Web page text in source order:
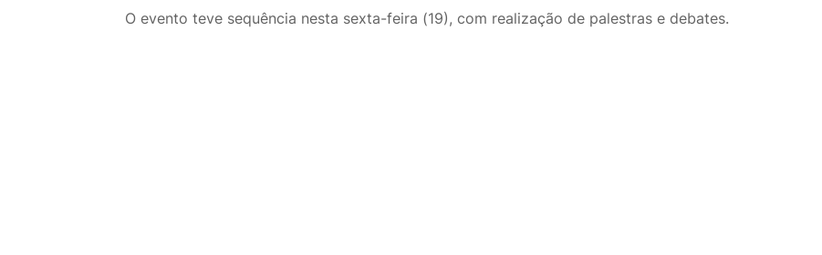
O evento teve sequência nesta sexta-feira (19), com realização de palestras e debates.